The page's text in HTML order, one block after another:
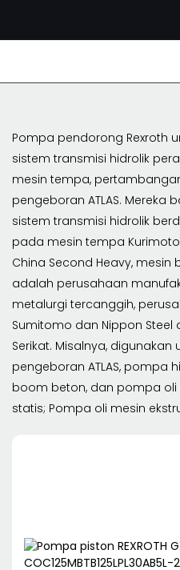
Pompa pendorong Rexroth
sistem transmisi hidrolik
mesin tempa,
pengeboran ATLAS. Mereka
sistem transmisi hidrolik
pada mesin tempa Kurimoto
China Second Heavy, mesin
adalah perusahaan
metalurgi tercanggih,
Sumitomo dan Nippon Steel
Serikat. Misalnya,
pengeboran ATLAS, pompa
boom beton, dan pompa
statis; Pompa oli mesin